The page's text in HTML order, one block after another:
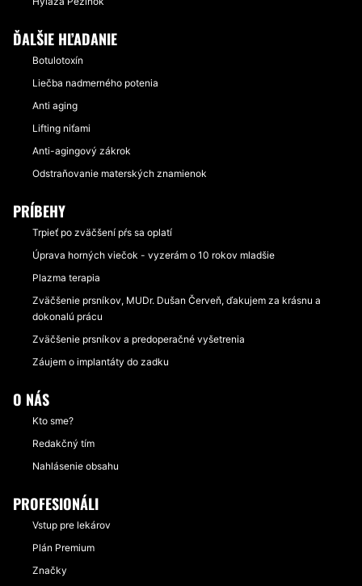
ĎALŠIE HĽADANIE
Botulotoxín
Liečba nadmerného potenia
Anti aging
Lifting niťami
Anti-agingový zákrok
Odstraňovanie materských znamienok
PRÍBEHY
Trpieť po zväčšení pŕs sa oplatí
Úprava horných viečok - vyzerám o 10 rokov mladšie
Plazma terapia
Zväčšenie prsníkov, MUDr. Dušan Červeň, ďakujem za krásnu a
dokonalú prácu
Zväčšenie prsníkov a predoperačné vyšetrenia
Záujem o implantáty do zadku
O NÁS
Kto sme?
Redakčný tím
Nahlásenie obsahu
PROFESIONÁLI
Vstup pre lekárov
Plán Premium
Značky